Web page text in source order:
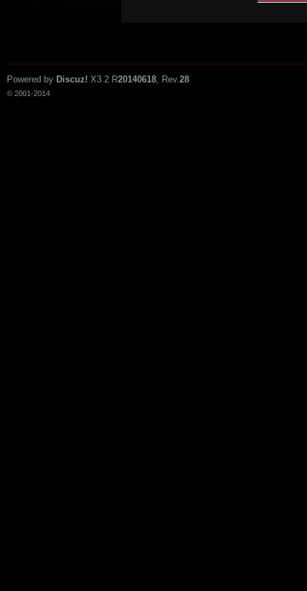
Powered by Discuz! X3.2 R20140618, Rev.28
© 2001-2014